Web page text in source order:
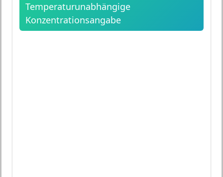
Temperaturunabhängige
Konzentrationsangabe